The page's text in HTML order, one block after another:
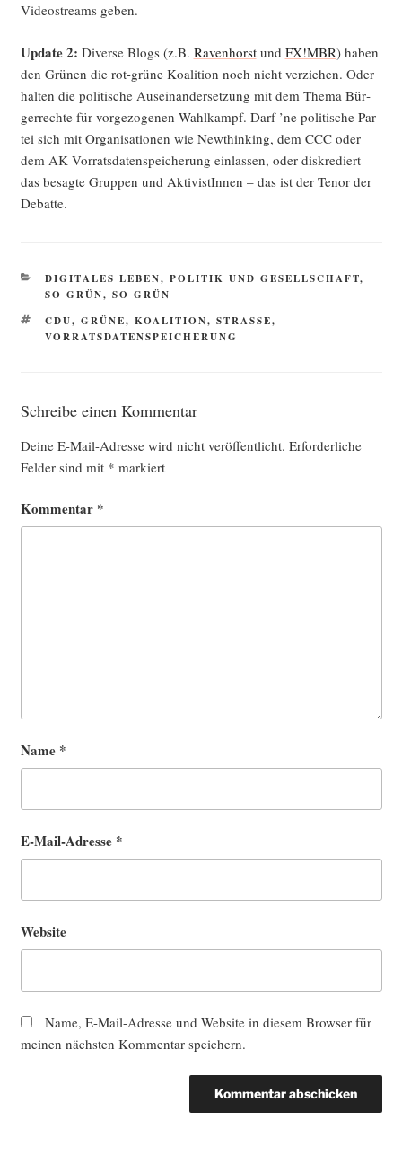
Video­streams geben.
Update 2: Diver­se Blogs (z.B. Raven­horstund FX!MBR) haben
den Grü­nen die rot-grü­ne Koali­ti­on noch nicht ver­zie­hen. Oder
hal­ten die poli­ti­sche Aus­ein­an­der­set­zung mit dem The­ma Bür­
ger­rech­te für vor­ge­zo­ge­nen Wahl­kampf. Darf ’ne poli­ti­sche Par­
tei sich mit Orga­ni­sa­tio­nen wie New­thin­king, dem CCC oder
dem AK Vor­rats­da­ten­spei­che­rung ein­las­sen, oder dis­kre­diert
das besag­te Grup­pen und Akti­vis­tIn­nen – das ist der Tenor der
Debatte.
KATEGORIEN
DIGITALES LEBEN, POLITIK UND GESELLSCHAFT,
SO GRÜN, SO GRÜN
SCHLAGWÖRTER
CDU, GRÜNE, KOALITION, STRASSE
,
VORRATSDATENSPEICHERUNG
Schreibe einen Kommentar
Deine E-Mail-Adresse wird nicht veröffentlicht. Erforderliche
Felder sind mit * markiert
Kommentar *
Name *
E-Mail-Adresse *
Website
Name, E-Mail-Adresse und Website in diesem Browser für
meinen nächsten Kommentar speichern.